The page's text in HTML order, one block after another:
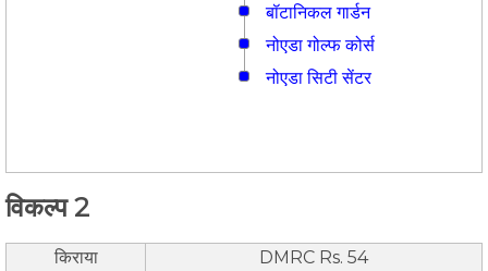
बॉटानिकल गार्डन
नोएडा गोल्फ कोर्स
नोएडा सिटी सेंटर
विकल्प 2
किराया
DMRC Rs. 54